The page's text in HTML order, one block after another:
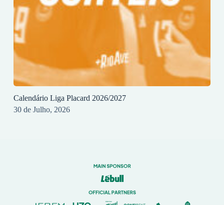
Calendário Liga Placard 2026/2027
30 de Julho, 2026